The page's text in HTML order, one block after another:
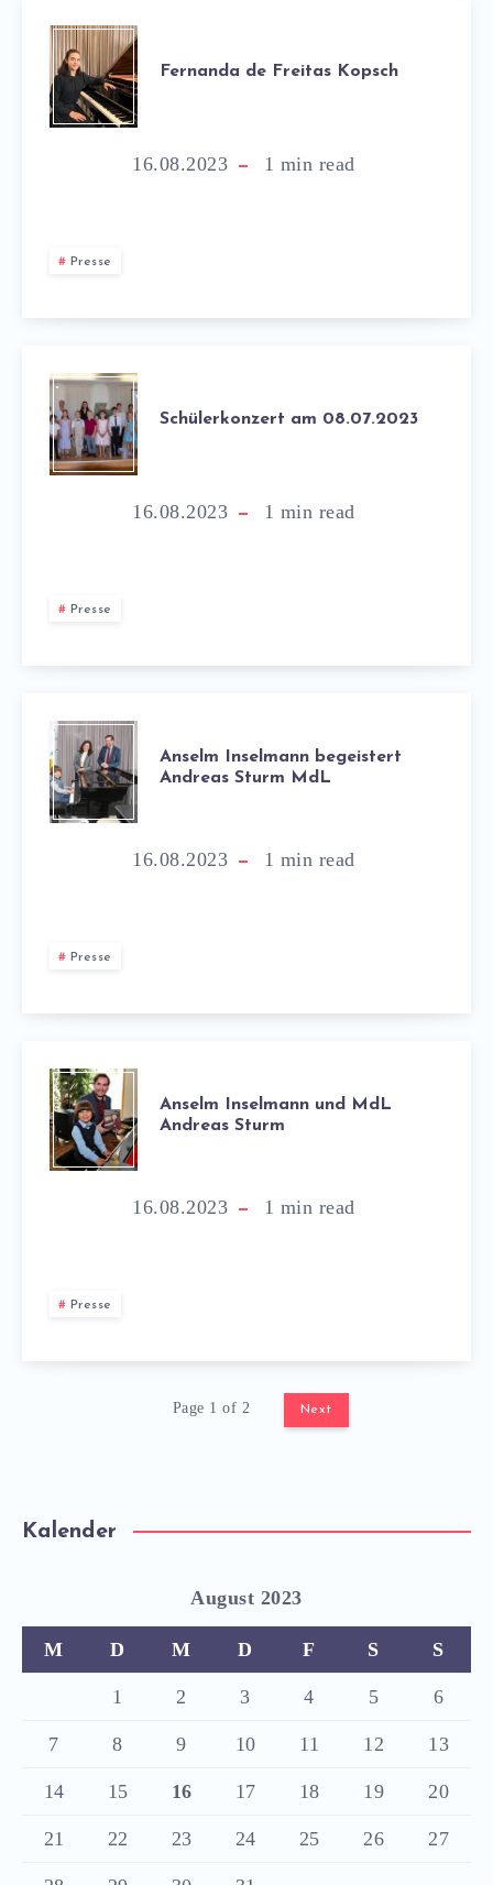
Fernanda de Freitas Kopsch
16.08.2023 1 min read
Presse
Schülerkonzert am 08.07.2023
16.08.2023 1 min read
Presse
Anselm Inselmann begeistert
Andreas Sturm MdL
16.08.2023 1 min read
Presse
Anselm Inselmann und MdL
Andreas Sturm
16.08.2023 1 min read
Presse
Page 1 of 2 Next
Kalender
August 2023
M D M D F S S
1 2 3 4 5 6
7 8 9 10 11 12 13
14 15 16 17 18 19 20
21 22 23 24 25 26 27